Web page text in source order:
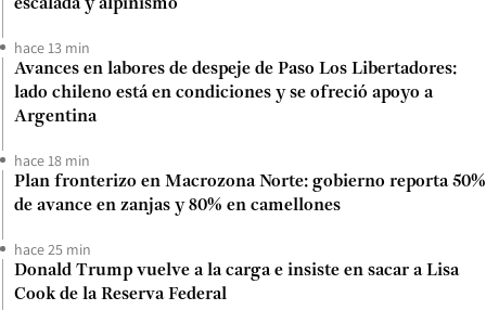
escalada y alpinismo
hace 13 min
Avances en labores de despeje de Paso Los Libertadores:
lado chileno está en condiciones y se ofreció apoyo a
Argentina
hace 18 min
Plan fronterizo en Macrozona Norte: gobierno reporta 50%
de avance en zanjas y 80% en camellones
hace 25 min
Donald Trump vuelve a la carga e insiste en sacar a Lisa
Cook de la Reserva Federal